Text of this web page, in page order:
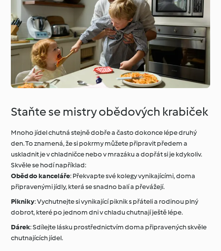
Staňte se mistry obědových krabiček
Mnoho jídel chutná stejně dobře a často dokonce lépe druhý
den. To znamená, že si pokrmy můžete připravit předem a
uskladnit je v chladničce nebo v mrazáku a dopřát si je kdykoliv.
Skvěle se hodí například:
Oběd do kanceláře: Překvapte své kolegy vynikajícími, doma
připravenými jídly, která se snadno balí a převážejí.
Pikniky: Vychutnejte si vynikající piknik s přáteli a rodinou plný
dobrot, které po jednom dni v chladu chutnají ještě lépe.
Dárek: Sdílejte lásku prostřednictvím doma připravených skvěle
chutnajících jídel.